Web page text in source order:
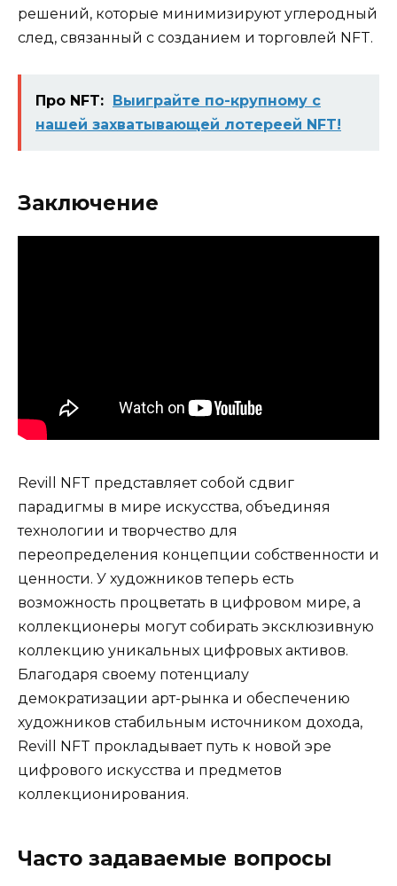
решений, которые минимизируют углеродный
след, связанный с созданием и торговлей NFT.
Про NFT: Выиграйте по-крупному с
нашей захватывающей лотереей NFT!
Заключение
Revill NFT представляет собой сдвиг
парадигмы в мире искусства, объединяя
технологии и творчество для
переопределения концепции собственности и
ценности. У художников теперь есть
возможность процветать в цифровом мире, а
коллекционеры могут собирать эксклюзивную
коллекцию уникальных цифровых активов.
Благодаря своему потенциалу
демократизации арт-рынка и обеспечению
художников стабильным источником дохода,
Revill NFT прокладывает путь к новой эре
цифрового искусства и предметов
коллекционирования.
Часто задаваемые вопросы